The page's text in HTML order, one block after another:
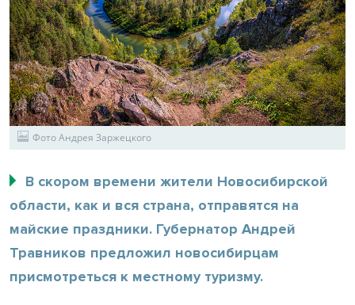
Фото Андрея Заржецкого
В скором времени жители Новосибирской
области, как и вся страна, отправятся на
майские праздники. Губернатор Андрей
Травников предложил новосибирцам
присмотреться к местному туризму.